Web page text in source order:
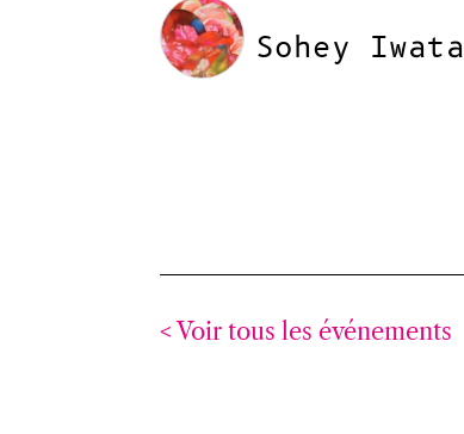
Sohey Iwata
< Voir tous les événements